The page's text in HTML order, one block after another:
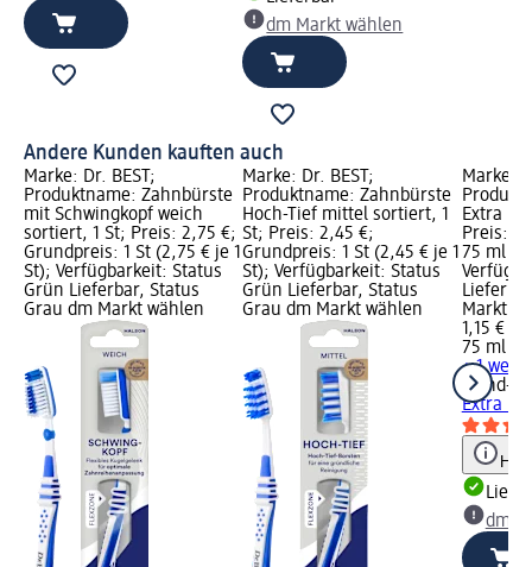
dm Markt wählen
Andere Kunden kauften auch
Marke: Dr. BEST;
Produktname: Zahnbürste
mit Schwingkopf weich
sortiert, 1 St; Preis: 2,75 €;
Grundpreis: 1 St (2,75 € je 1
St); Verfügbarkeit: Status
Grün Lieferbar, Status
Grau dm Markt wählen
Marke: Dr. BEST;
Produktname: Zahnbürste
Hoch-Tief mittel sortiert, 1
St; Preis: 2,45 €;
Grundpreis: 1 St (2,45 € je 1
St); Verfügbarkeit: Status
Grün Lieferbar, Status
Grau dm Markt wählen
Marke:
Extra
Preis:
75 ml
Markt
1,15 €
75 ml
+ 1
blend-
Extra
dm